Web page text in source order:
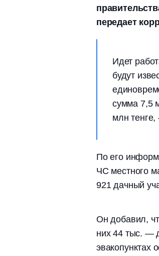
передает
Идет
будут
сумма 7,5
млн
По его
ЧС местного
921 дачный
Он добавил,
них 44 тыс. —
эвакопунктах